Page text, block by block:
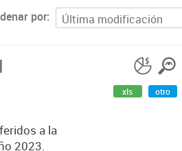
por
a la
2023.
xls otro